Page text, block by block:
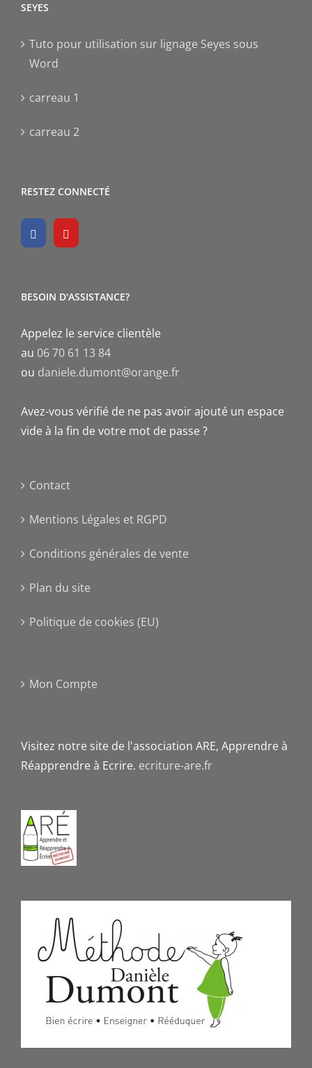
SEYES
Tuto pour utilisation sur lignage Seyes sous
Word
carreau 1
carreau 2
RESTEZ CONNECTÉ
BESOIN D'ASSISTANCE?
Appelez le service clientèle
au 06 70 61 13 84
ou daniele.dumont@orange.fr
Avez-vous vérifié de ne pas avoir ajouté un espace
vide à la fin de votre mot de passe ?
Contact
Mentions Légales et RGPD
Conditions générales de vente
Plan du site
Politique de cookies (EU)
Mon Compte
Visitez notre site de l'association ARE, Apprendre à
Réapprendre à Ecrire. ecriture-are.fr